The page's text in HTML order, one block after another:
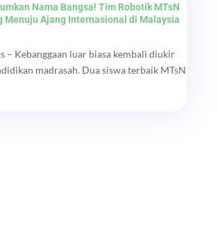
Nama Bangsa! Tim Robotik MTsN
Menuju Ajang Internasional di Malaysia
– Kebanggaan luar biasa kembali diukir
madrasah. Dua siswa terbaik MTsN